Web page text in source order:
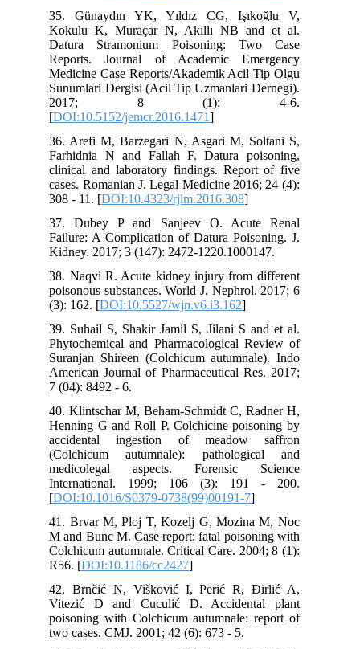
35. Günaydın YK, Yıldız CG, Işıkoğlu V,
Kokulu K, Muraçar N, Akıllı NB and et al.
Datura Stramonium Poisoning: Two Case
Reports. Journal of Academic Emergency
Medicine Case Reports/Akademik Acil Tip Olgu
Sunumlari Dergisi (Acil Tip Uzmanlari Dernegi).
2017; 8 (1): 4-6.
[DOI:10.5152/jemcr.2016.1471
36. Arefi M, Barzegari N, Asgari M, Soltani S,
Farhidnia N and Fallah F. Datura poisoning,
clinical and laboratory findings. Report of five
cases. Romanian J. Legal Medicine 2016; 24 (4):
308 - 11. [DOI:10.4323/rjlm.2016.308
37. Dubey P and Sanjeev O. Acute Renal
Failure: A Complication of Datura Poisoning. J.
Kidney. 2017; 3 (147): 2472-1220.1000147.
38. Naqvi R. Acute kidney injury from different
poisonous substances. World J. Nephrol. 2017; 6
(3): 162. [DOI:10.5527/wjn.v6.i3.162
39. Suhail S, Shakir Jamil S, Jilani S and et al.
Phytochemical and Pharmacological Review of
Suranjan Shireen (Colchicum autumnale). Indo
American Journal of Pharmaceutical Res. 2017;
7 (04): 8492 - 6.
40. Klintschar M, Beham-Schmidt C, Radner H,
Henning G and Roll P. Colchicine poisoning by
accidental ingestion of meadow saffron
(Colchicum autumnale): pathological and
medicolegal aspects. Forensic Science
International. 1999; 106 (3): 191 - 200.
[DOI:10.1016/S0379-0738(99)00191-7
41. Brvar M, Ploj T, Kozelj G, Mozina M, Noc
M and Bunc M. Case report: fatal poisoning with
Colchicum autumnale. Critical Care. 2004; 8 (1):
R56. [DOI:10.1186/cc2427
42. Brnčić N, Višković I, Perić R, Đirlić A,
Vitezić D and Cuculić D. Accidental plant
poisoning with Colchicum autumnale: report of
two cases. CMJ. 2001; 42 (6): 673 - 5.